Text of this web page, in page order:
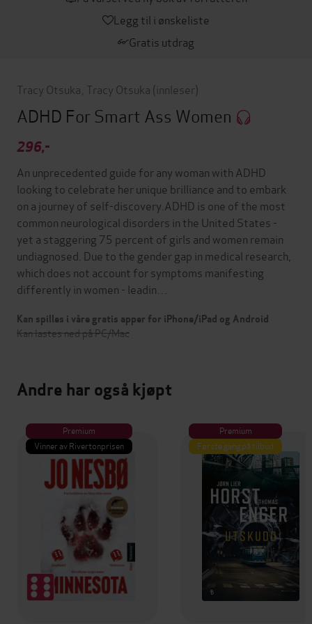
Legg til i ønskeliste
Gratis utdrag
Tracy Otsuka Tracy Otsuka (innleser)
ADHD For Smart Ass Women
296,-
An unprecedented guide for any woman with ADHD
looking to celebrate her unique brilliance and to embark
on a journey of self-discovery.ADHD is one of the most
common neurological disorders in the United States -
yet a staggering 75 percent of girls and women remain
undiagnosed. Due to the gender gap in medical research,
which does not account for symptoms manifesting
differently in women - leadin…
Kan spilles i våre gratis apper for iPhone/iPad og Android
Kan lastes ned på PC/Mac
Andre har også kjøpt
Premium
Vinner av Rivertonprisen
Premium
Første gang på tilbud